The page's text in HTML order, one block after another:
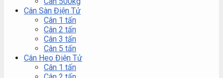
Cân Sàn Điện Tử
Cân 1 tấn
Cân 2 tấn
Cân 3 tấn
Cân 5 tấn
Cân Heo Điện Tử
Cân 1 tấn